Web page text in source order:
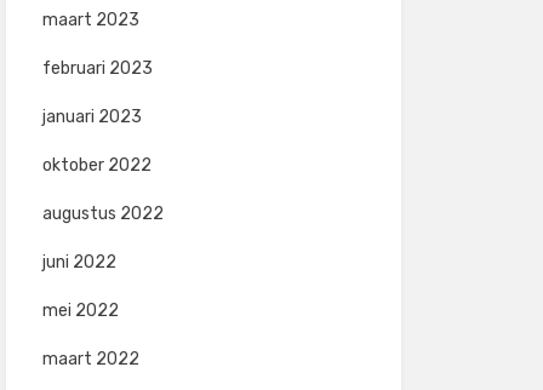
maart 2023
februari 2023
januari 2023
oktober 2022
augustus 2022
juni 2022
mei 2022
maart 2022